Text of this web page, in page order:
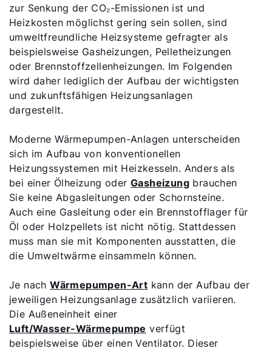
zur Senkung der CO₂-Emissionen ist und
Heizkosten möglichst gering sein sollen, sind
umweltfreundliche Heizsysteme gefragter als
beispielsweise Gasheizungen, Pelletheizungen
oder Brennstoffzellenheizungen. Im Folgenden
wird daher lediglich der Aufbau der wichtigsten
und zukunftsfähigen Heizungsanlagen
dargestellt.
Moderne Wärmepumpen-Anlagen unterscheiden
sich im Aufbau von konventionellen
Heizungssystemen mit Heizkesseln. Anders als
bei einer Ölheizung oder Gasheizung brauchen
Sie keine Abgasleitungen oder Schornsteine.
Auch eine Gasleitung oder ein Brennstofflager für
Öl oder Holzpellets ist nicht nötig. Stattdessen
muss man sie mit Komponenten ausstatten, die
die Umweltwärme einsammeln können.
Je nachWärmepumpen-Art kann der Aufbau der
jeweiligen Heizungsanlage zusätzlich variieren.
Die Außeneinheit einer
Luft/Wasser-Wärmepumpe verfügt
beispielsweise über einen Ventilator. Dieser
Servus!
Wie können wir Ihnen helfen?
Service kontaktieren
Produktberatung
Fachhandwerker finden
Wichtige Links
5 Jahre Garantie
Privatkunden-Downloads